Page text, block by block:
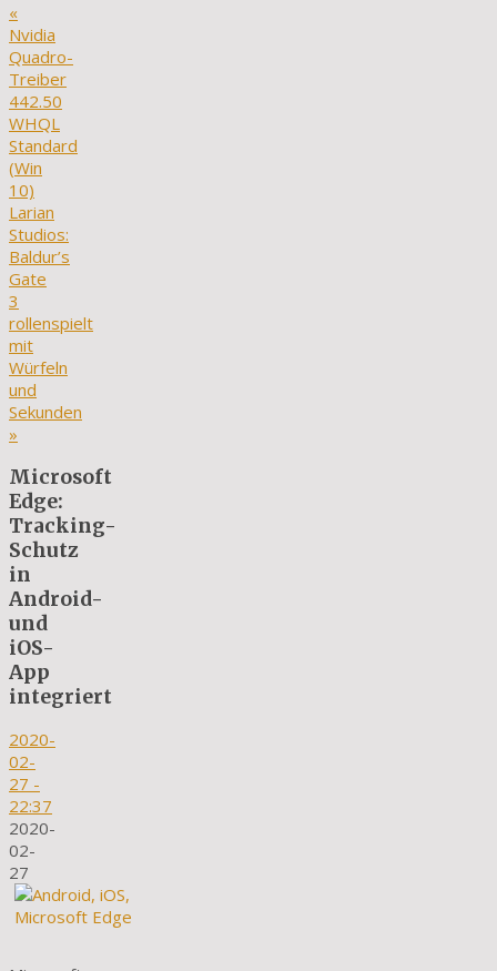
«
Nvidia
Quadro-
Treiber
442.50
WHQL
Standard
(Win
10)
Larian
Studios:
Baldur’s
Gate
3
rollenspielt
mit
Würfeln
und
Sekunden
»
Microsoft
Edge:
Tracking-
Schutz
in
Android-
und
iOS-
App
integriert
2020-
02-
27 -
22:37
2020-
02-
27